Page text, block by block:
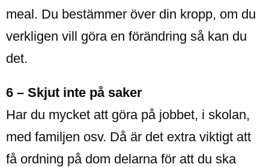
meal. Du bestämmer över din kropp, om du
verkligen vill göra en förändring så kan du
det.
6 – Skjut inte på saker
Har du mycket att göra på jobbet, i skolan,
med familjen osv. Då är det extra viktigt att
få ordning på dom delarna för att du ska